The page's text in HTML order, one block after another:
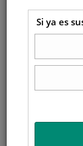
Si ya es